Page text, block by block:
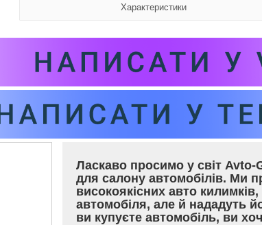
Характеристики
Ласкаво просимо у світ Avto-
для салону автомобілів. Ми
високоякісних авто
автомобіля, але й нададуть
ви купуєте автомобіль, ви